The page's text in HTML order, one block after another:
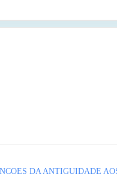
DA ANTIGUIDADE